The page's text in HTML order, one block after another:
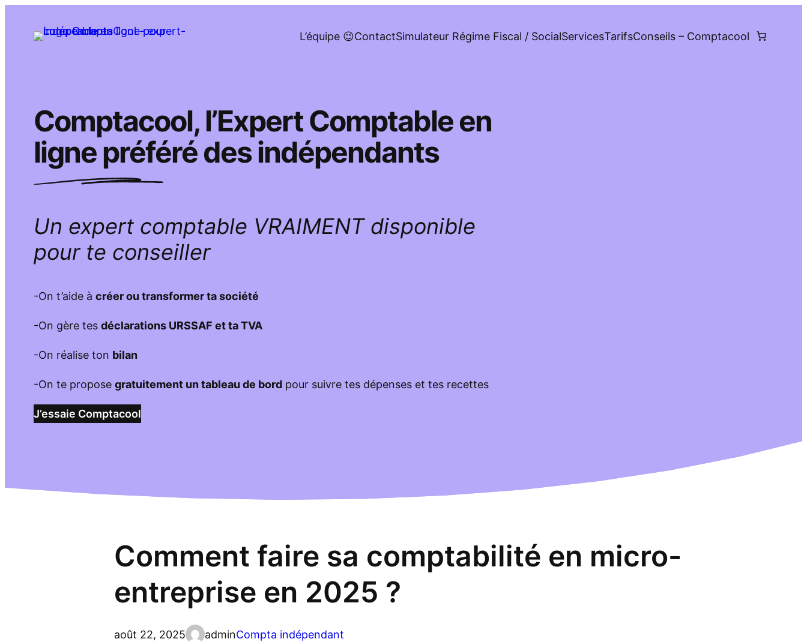
L’équipe 😉ContactSimulateur Régime Fiscal / SocialServicesTarifsConseils – Comptacool
Comptacool, l’Expert Comptable en
ligne préféré des indépendants
Un expert comptable VRAIMENT disponible
pour te conseiller
-On t’aide à créer ou transformer ta société
-On gère tes déclarations URSSAF et ta TVA
-On réalise ton bilan
-On te propose gratuitement un tableau de bord pour suivre tes dépenses et tes recettes
J’essaie Comptacool
Comment faire sa comptabilité en micro-
entreprise en 2025 ?
août 22, 2025 adminCompta indépendant